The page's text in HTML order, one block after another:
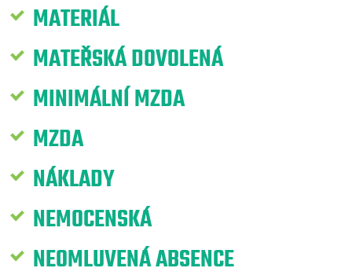
MATERIÁL
MATEŘSKÁ DOVOLENÁ
MINIMÁLNÍ MZDA
MZDA
NÁKLADY
NEMOCENSKÁ
NEOMLUVENÁ ABSENCE